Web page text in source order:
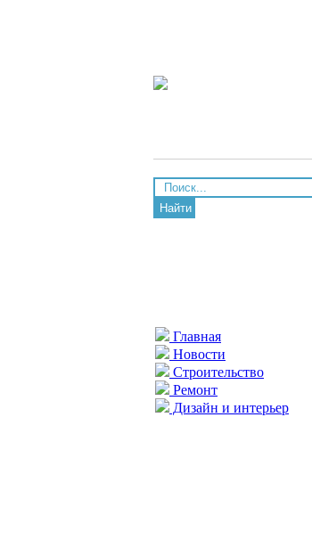
Найти
Главная
Новости
Строительство
Ремонт
Дизайн и интерьер